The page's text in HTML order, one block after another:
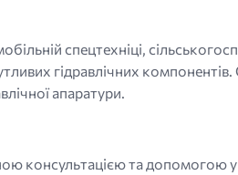
спецтехніці,
гідравлічних
апаратури.
консультацією та допомогою у